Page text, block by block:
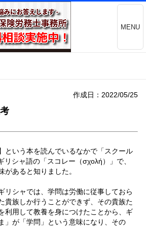
MENU
作成日：2022/05/25
という本を読んでいるなかで「スクール
リシャ語の「スコレー（σχολή）」で、
があると知りました。
リシャでは、学問は労働に従事しておら
貴族しか行うことができず、その貴族た
利用して教養を身につけたことから、ギ
」が「学問」という意味になり、その